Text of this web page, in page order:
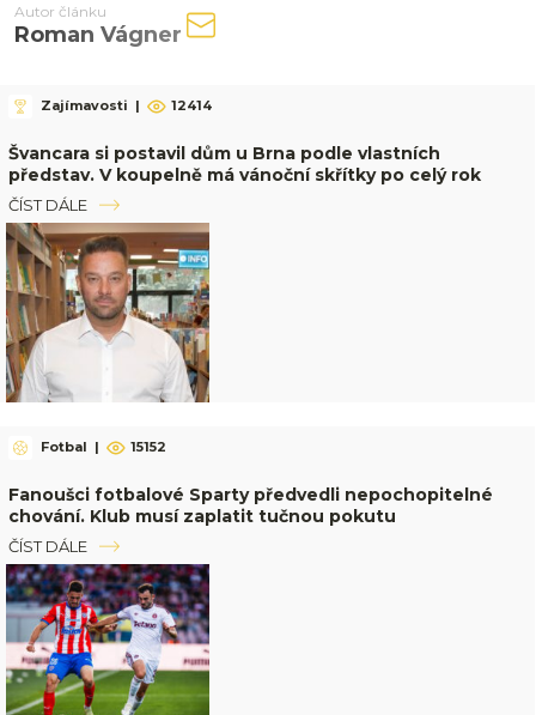
Autor článku
Roman Vágner
Zajímavosti | 12414
Švancara si postavil dům u Brna podle vlastních
představ. V koupelně má vánoční skřítky po celý rok
ČÍST DÁLE
Fotbal | 15152
Fanoušci fotbalové Sparty předvedli nepochopitelné
chování. Klub musí zaplatit tučnou pokutu
ČÍST DÁLE